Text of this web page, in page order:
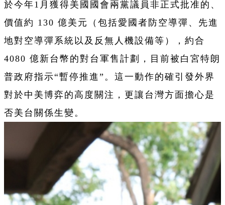
於今年1月獲得美國國會兩黨議員非正式批准的、
價值約 130 億美元（包括愛國者防空導彈、先進
地對空導彈系統以及反無人機設備等），約合
4080 億新台幣的對台軍售計劃，目前被白宮特朗
普政府指示“暫停推進”。這一動作的確引發外界
對於中美博弈的高度關注，更讓台灣方面擔心是
否美台關係生變。